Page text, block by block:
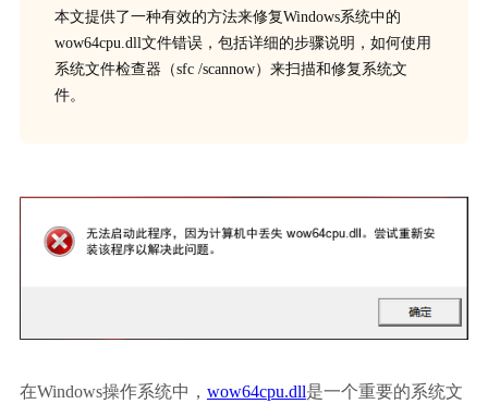
本文提供了一种有效的方法来修复Windows系统中的
wow64cpu.dll文件错误，包括详细的步骤说明，如何使用
系统文件检查器（sfc /scannow）来扫描和修复系统文
件。
在Windows操作系统中， wow64cpu.dll是一个重要的系统文